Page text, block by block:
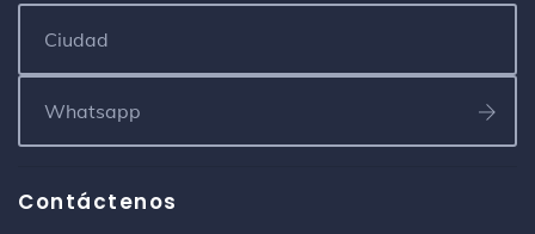
Alkomprar
Ecopetrol Oficinas 25 de Agosto
Contáctenos